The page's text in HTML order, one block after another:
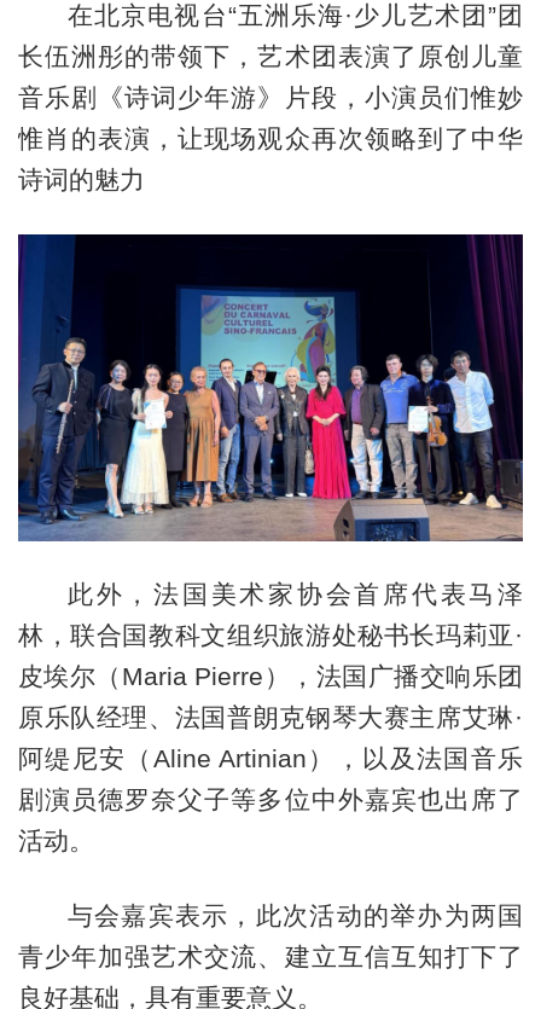
在北京电视台“五洲乐海·少儿艺术团”团
长伍洲彤的带领下，艺术团表演了原创儿童
音乐剧《诗词少年游》片段，小演员们惟妙
惟肖的表演，让现场观众再次领略到了中华
诗词的魅力
此外，法国美术家协会首席代表马泽
林，联合国教科文组织旅游处秘书长玛莉亚·
皮埃尔（Maria Pierre），法国广播交响乐团
原乐队经理、法国普朗克钢琴大赛主席艾琳·
阿缇尼安（Aline Artinian），以及法国音乐
剧演员德罗奈父子等多位中外嘉宾也出席了
活动。
与会嘉宾表示，此次活动的举办为两国
青少年加强艺术交流、建立互信互知打下了
良好基础，具有重要意义。